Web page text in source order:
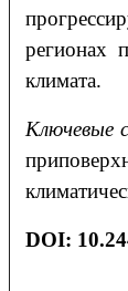
регионах
климата.
Ключевые
DOI: